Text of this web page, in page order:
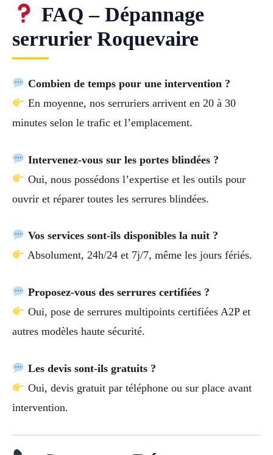
FAQ – Dépannage
serrurier Roquevaire
Combien de temps pour une intervention ?
En moyenne, nos serruriers arrivent en 20 à 30
minutes selon le trafic et l’emplacement.
Intervenez-vous sur les portes blindées ?
Oui, nous possédons l’expertise et les outils pour
ouvrir et réparer toutes les serrures blindées.
Vos services sont-ils disponibles la nuit ?
Absolument, 24h/24 et 7j/7, même les jours fériés.
Proposez-vous des serrures certifiées ?
Oui, pose de serrures multipoints certifiées A2P et
autres modèles haute sécurité.
Les devis sont-ils gratuits ?
Oui, devis gratuit par téléphone ou sur place avant
intervention.